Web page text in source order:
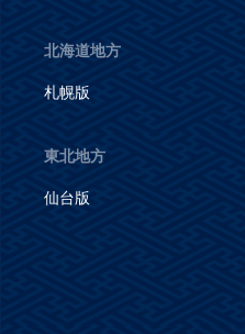
北海道地方
札幌版
東北地方
仙台版